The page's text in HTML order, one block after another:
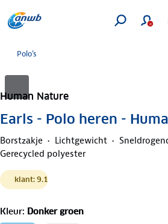
Polo's
Human Nature
Earls - Polo heren -
Borstzakje Lichtgewicht
Gerecycled polyester
klant: 9.1
Kleur: Donker groen